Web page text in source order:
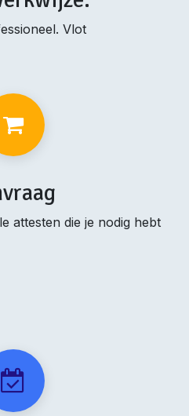
Vlot
attesten die je nodig hebt